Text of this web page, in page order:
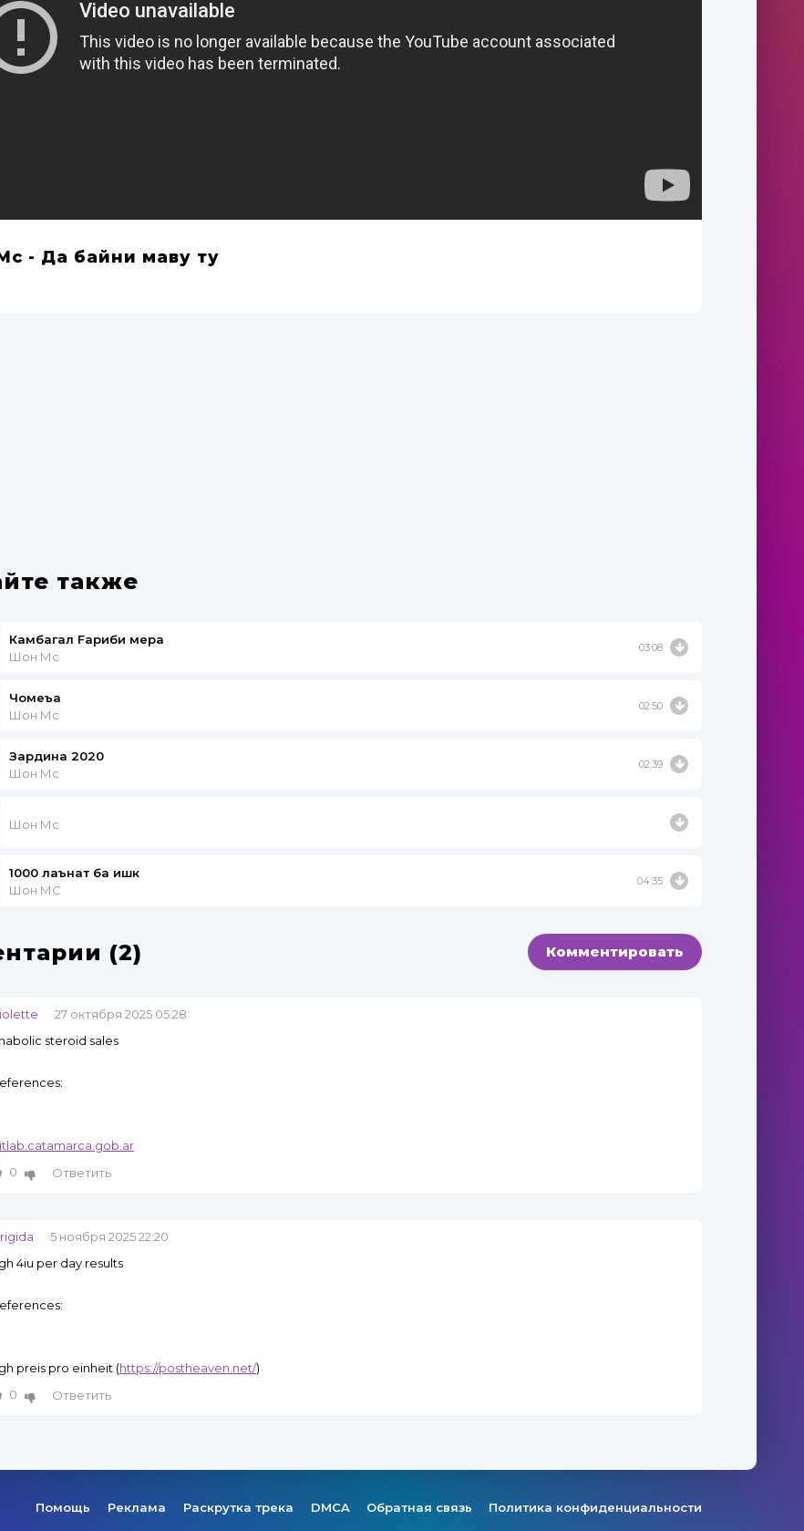
- Да байни маву ту
также
Камбагал Fариби мера
Шон Мс
03:08
Чомеъа
Шон Мс
02:50
Зардина 2020
Шон Мс
02:39
Шон Мс
1000 лаънат ба ишк
Шон МС
04:35
(2) Комментировать
27 октября 2025 05:28
steroid sales
0
Ответить
5 ноября 2025 22:20
4iu per day results
preis pro einheit (https://postheaven.net/)
0
Ответить
Помощь Реклама Раскрутка трека DMCA Обратная связь Политика конфиденциальности